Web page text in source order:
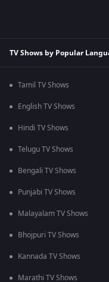
TV Shows by Popular
Tamil TV Shows
English TV Shows
Hindi TV Shows
Telugu TV Shows
Bengali TV Shows
Punjabi TV Shows
Malayalam TV Shows
Bhojpuri TV Shows
Kannada TV Shows
Marathi TV Shows